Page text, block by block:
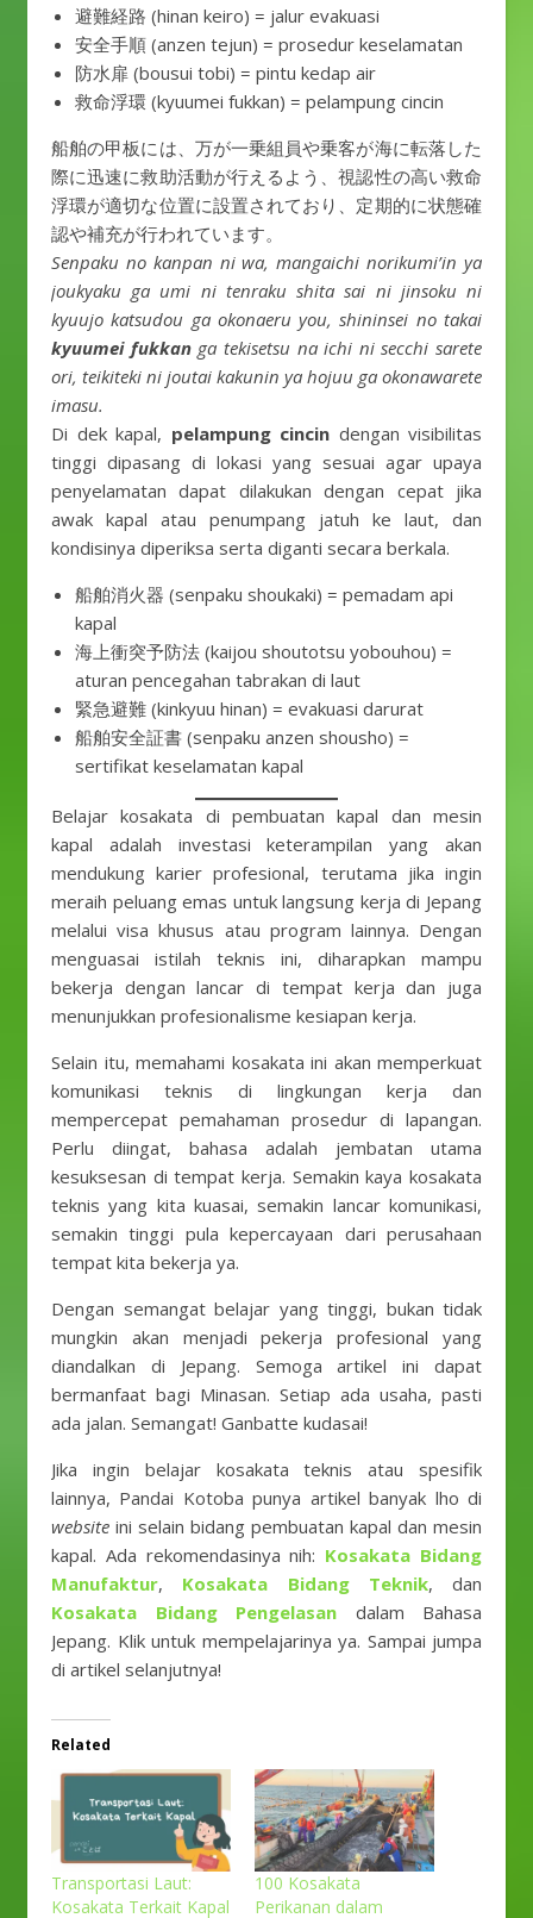
避難経路 (hinan keiro) = jalur evakuasi
安全手順 (anzen tejun) = prosedur keselamatan
防水扉 (bousui tobi) = pintu kedap air
救命浮環 (kyuumei fukkan) = pelampung cincin
船舶の甲板には、万が一乗組員や乗客が海に転落した
際に迅速に救助活動が行えるよう、視認性の高い救命
浮環が適切な位置に設置されており、定期的に状態確
認や補充が行われています。
Senpaku no kanpan ni wa, mangaichi norikumi’in ya
joukyaku ga umi ni tenraku shita sai ni jinsoku ni
kyuujo katsudou ga okonaeru you, shininsei no takai
kyuumei fukkanga tekisetsu na ichi ni secchi sarete
ori, teikiteki ni joutai kakunin ya hojuu ga okonawarete
imasu.
Di dek kapal, pelampung cincin dengan visibilitas
tinggi dipasang di lokasi yang sesuai agar upaya
penyelamatan dapat dilakukan dengan cepat jika
awak kapal atau penumpang jatuh ke laut, dan
kondisinya diperiksa serta diganti secara berkala.
船舶消火器 (senpaku shoukaki) = pemadam api
kapal
海上衝突予防法 (kaijou shoutotsu yobouhou) =
aturan pencegahan tabrakan di laut
緊急避難 (kinkyuu hinan) = evakuasi darurat
船舶安全証書 (senpaku anzen shousho) =
sertifikat keselamatan kapal
Belajar kosakata di pembuatan kapal dan mesin
kapal adalah investasi keterampilan yang akan
mendukung karier profesional, terutama jika ingin
meraih peluang emas untuk langsung kerja di Jepang
melalui visa khusus atau program lainnya. Dengan
menguasai istilah teknis ini, diharapkan mampu
bekerja dengan lancar di tempat kerja dan juga
menunjukkan profesionalisme kesiapan kerja.
Selain itu, memahami kosakata ini akan memperkuat
komunikasi teknis di lingkungan kerja dan
mempercepat pemahaman prosedur di lapangan.
Perlu diingat, bahasa adalah jembatan utama
kesuksesan di tempat kerja. Semakin kaya kosakata
teknis yang kita kuasai, semakin lancar komunikasi,
semakin tinggi pula kepercayaan dari perusahaan
tempat kita bekerja ya.
Dengan semangat belajar yang tinggi, bukan tidak
mungkin akan menjadi pekerja profesional yang
diandalkan di Jepang. Semoga artikel ini dapat
bermanfaat bagi Minasan. Setiap ada usaha, pasti
ada jalan. Semangat! Ganbatte kudasai!
Jika ingin belajar kosakata teknis atau spesifik
lainnya, Pandai Kotoba punya artikel banyak lho di
website ini selain bidang pembuatan kapal dan mesin
kapal. Ada rekomendasinya nih: Kosakata Bidang
Manufaktur, Kosakata Bidang Teknik, dan
Kosakata Bidang Pengelasan dalam Bahasa
Jepang. Klik untuk mempelajarinya ya. Sampai jumpa
di artikel selanjutnya!
Related
Transportasi Laut:
Kosakata Terkait Kapal
100 Kosakata
Perikanan dalam